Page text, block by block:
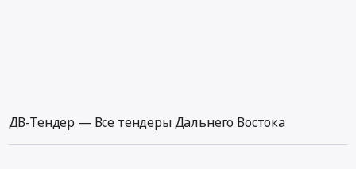
ДВ-Тендер — Все тендеры Дальнего Востока